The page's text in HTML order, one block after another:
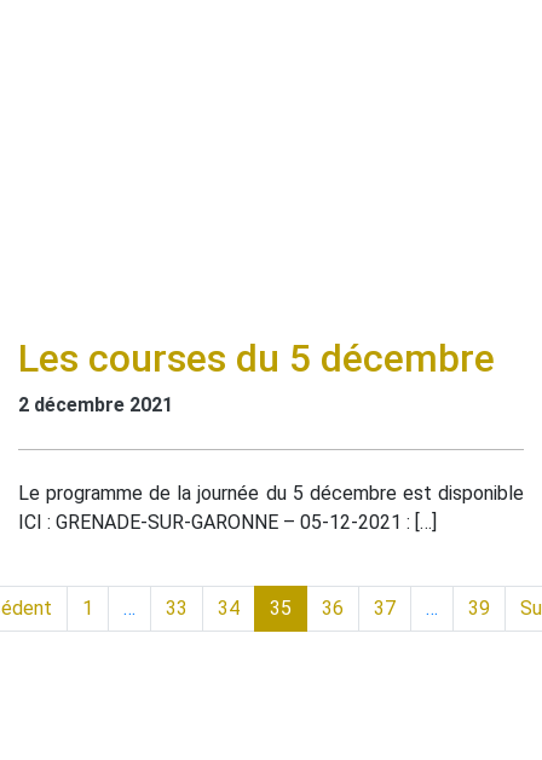
Les courses du 5 décembre
2 décembre 2021
Le programme de la journée du 5 décembre est disponible
ICI : GRENADE-SUR-GARONNE – 05-12-2021 : […]
1 … 33 34 35 36 37 … 39